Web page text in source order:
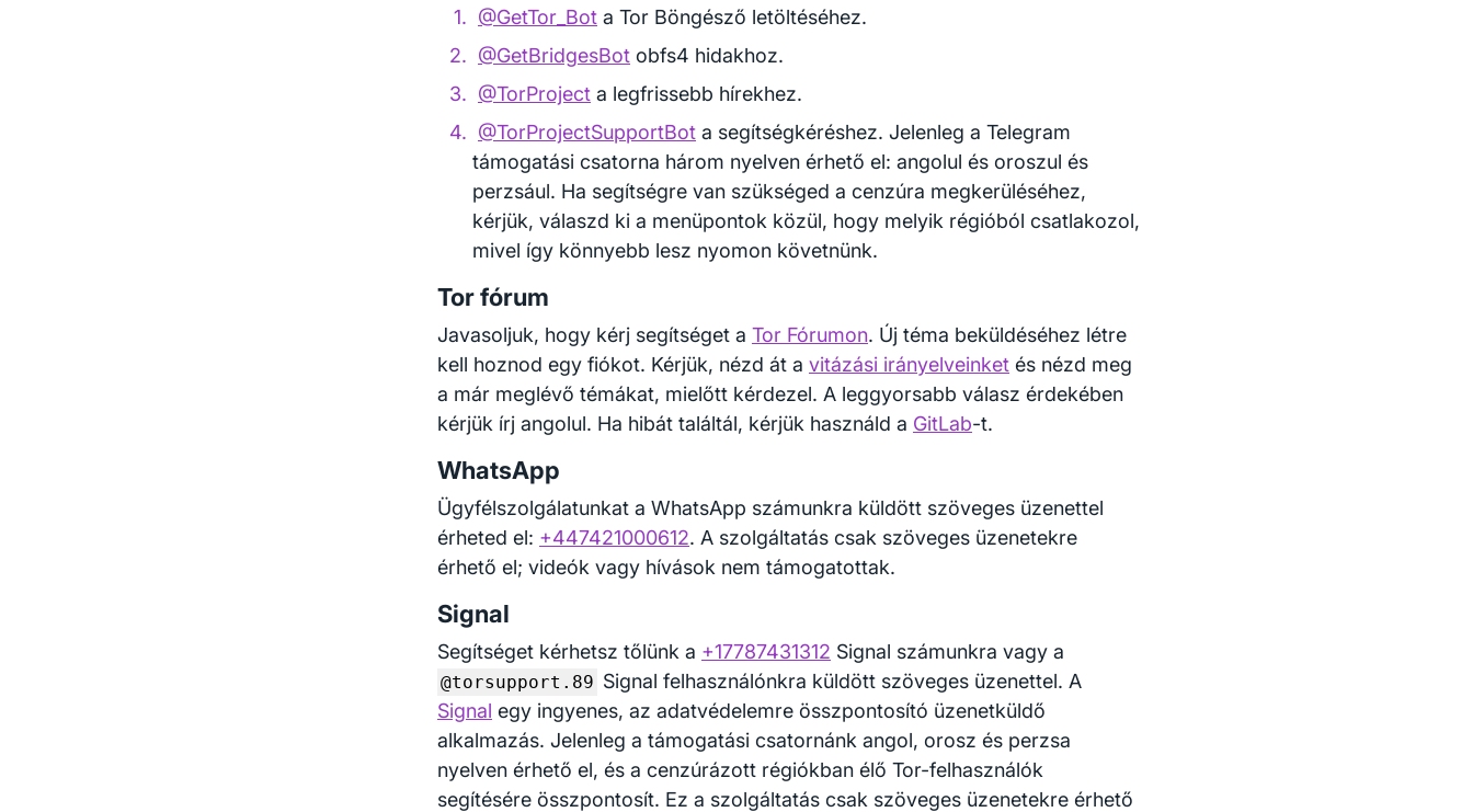
@GetTor_Bot a Tor Böngésző letöltéséhez.
@GetBridgesBot obfs4 hidakhoz.
@TorProject a legfrissebb hírekhez.
@TorProjectSupportBot a segítségkéréshez. Jelenleg a Telegram
támogatási csatorna három nyelven érhető el: angolul és oroszul és
perzsául. Ha segítségre van szükséged a cenzúra megkerüléséhez,
kérjük, válaszd ki a menüpontok közül, hogy melyik régióból csatlakozol,
mivel így könnyebb lesz nyomon követnünk.
Tor fórum
Javasoljuk, hogy kérj segítséget a Tor Fórumon. Új téma beküldéséhez létre
kell hoznod egy fiókot. Kérjük, nézd át a vitázási irányelveinket és nézd meg
a már meglévő témákat, mielőtt kérdezel. A leggyorsabb válasz érdekében
kérjük írj angolul. Ha hibát találtál, kérjük használd a GitLab-t.
WhatsApp
Ügyfélszolgálatunkat a WhatsApp számunkra küldött szöveges üzenettel
érheted el: +447421000612. A szolgáltatás csak szöveges üzenetekre
érhető el; videók vagy hívások nem támogatottak.
Signal
Segítséget kérhetsz tőlünk a +17787431312 Signal számunkra vagy a
@torsupport.89 Signal felhasználónkra küldött szöveges üzenettel. A
Signal egy ingyenes, az adatvédelemre összpontosító üzenetküldő
alkalmazás. Jelenleg a támogatási csatornánk angol, orosz és perzsa
nyelven érhető el, és a cenzúrázott régiókban élő Tor-felhasználók
segítésére összpontosít. Ez a szolgáltatás csak szöveges üzenetekre érhető